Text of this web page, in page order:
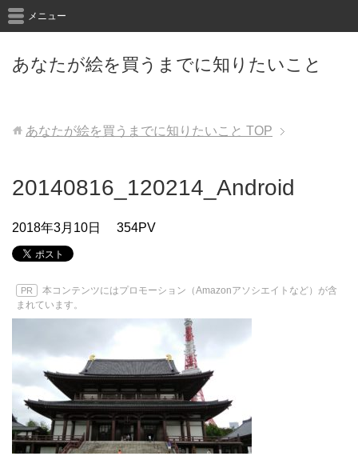
あなたが絵を買うまでに知りたいこと
メニュー
あなたが絵を買うまでに知りたいこと TOP
20140816_120214_Android
2018年3月10日 354PV
PR
本コンテンツにはプロモーション（Amazonアソシエイトなど）が含
まれています。